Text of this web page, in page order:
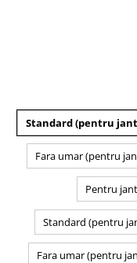
Standard (pentru
Fara umar (pentru
Pentru
Standard (pentru
Fara umar (pentru